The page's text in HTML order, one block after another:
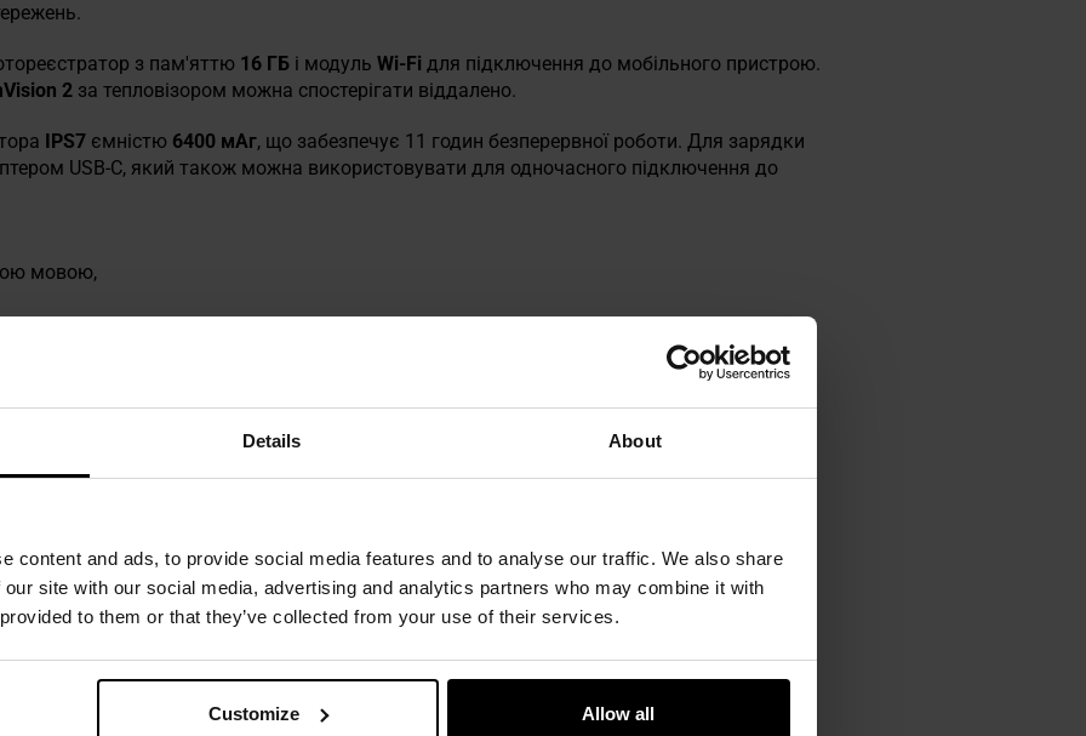
Details About
content and ads, to provide social media features and to analyse our traffic. We also share
site with our social media, advertising and analytics partners who may combine it with
to them or that they’ve collected from your use of their services.
Customize Allow all
з пам'яттю 16 ГБ і модуль Wi-Fi для підключення до мобільного пристрою.
2 за тепловізором можна спостерігати віддалено.
IPS7 ємністю 6400 мАг, що забезпечує 11 годин безперервної роботи. Для зарядки
USB-C, який також можна використовувати для одночасного підключення до
мовою,
2-6x